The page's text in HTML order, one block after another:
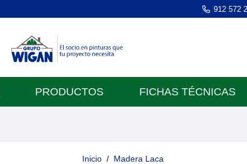
912 572
PRODUCTOS FICHAS TÉCNICAS
Inicio / Madera Laca